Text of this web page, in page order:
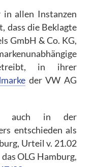
allen Instanzen
dass die Beklagte
GmbH & Co. KG,
in ihrer
der VW AG
auch in der
entschieden als
Urteil v. 21.02
OLG Hamburg,